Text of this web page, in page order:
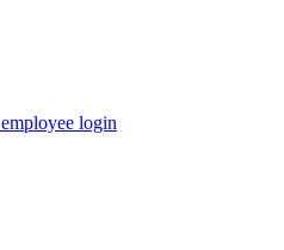
login